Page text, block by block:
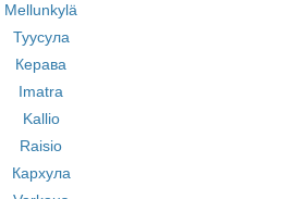
Mellunkylä
Туусула
Керава
Imatra
Kallio
Raisio
Кархула